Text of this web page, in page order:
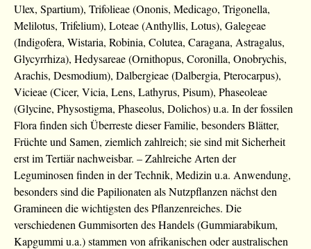
Ulex, Spartium), Trifolieae (Ononis, Medicago, Trigonella,
Melilotus, Trifelium), Loteae (Anthyllis, Lotus), Galegeae
(Indigofera, Wistaria, Robinia, Colutea, Caragana, Astragalus,
Glycyrrhiza), Hedysareae (Ornithopus, Coronilla, Onobrychis,
Arachis, Desmodium), Dalbergieae (Dalbergia, Pterocarpus),
Vicieae (Cicer, Vicia, Lens, Lathyrus, Pisum), Phaseoleae
(Glycine, Physostigma, Phaseolus, Dolichos) u.a. In der fossilen
Flora finden sich Überreste dieser Familie, besonders Blätter,
Früchte und Samen, ziemlich zahlreich; sie sind mit Sicherheit
erst im Tertiär nachweisbar. – Zahlreiche Arten der
Leguminosen finden in der Technik, Medizin u.a. Anwendung,
besonders sind die Papilionaten als Nutzpflanzen nächst den
Gramineen die wichtigsten des Pflanzenreiches. Die
verschiedenen Gummisorten des Handels (Gummiarabikum,
Kapgummi u.a.) stammen von afrikanischen oder australischen